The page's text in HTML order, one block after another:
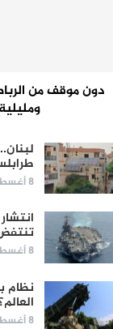
دون موقف من
8 أغسطس 2026
8 أغسطس 2026
نظام
8 أغسطس 2026